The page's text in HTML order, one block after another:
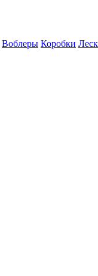
Воблеры Коробки